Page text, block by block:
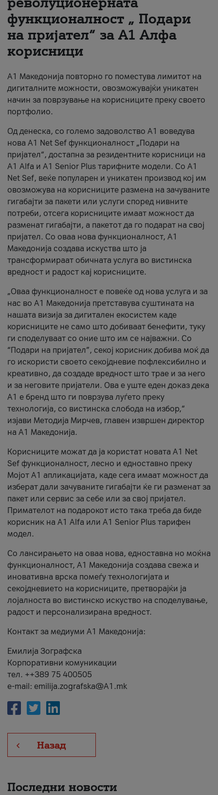
За нас
#ПодобарОнлајн
функционалност „ Подари
на пријател“ за А1 Алфа
корисници
А1 Македонија повторно го поместува лимитот на
дигиталните можности, овозможувајќи уникатен
начин за поврзување на корисниците преку своето
портфолио.
Од денеска, со големо задоволство А1 воведува
нова A1 Net Sef функционалност „Подари на
пријател“, достапна за резидентните корисници на
А1 Alfa и A1 Senior Plus тарифните модели. Со A1
Net Sef, веќе популарен и уникатен производ кој им
овозможува на корисниците размена на зачуваните
гигабајти за пакети или услуги според нивните
потреби, отсега корисниците имаат можност да
разменат гигабајти, а пакетот да го подарат на свој
пријател. Со оваа нова функционалност, А1
Македонија создава искуства што ја
трансформираат обичната услуга во вистинска
вредност и радост кај корисниците.
„Оваа функционалност е повеќе од нова услуга и за
нас во А1 Македонија претставува суштината на
нашата визија за дигитален екосистем каде
корисниците не само што добиваат бенефити, туку
ги споделуваат со оние што им се најважни. Со
“Подари на пријател”, секој корисник добива моќ да
го искористи своето секојдневие пофлексибилно и
креативно, да создаде вредност што трае и за него
и за неговите пријатели. Ова е уште еден доказ дека
А1 е бренд што ги поврзува луѓето преку
технологија, со вистинска слобода на избор,“
изјави Методија Мирчев, главен извршен директор
на А1 Македонија.
Корисниците можат да ја користат новата А1 Net
Sef функционалност, лесно и едноставно преку
Мојот А1 апликацијата, каде сега имаат можност да
изберат дали зачуваните гигабајти ќе ги разменат за
пакет или сервис за себе или за свој пријател.
Примателот на подарокот исто така треба да биде
корисник на А1 Alfa или A1 Senior Plus тарифен
модел.
Со лансирањето на оваа нова, едноставна но моќна
функционалност, А1 Македонија создава свежа и
иновативна врска помеѓу технологијата и
секојдневието на корисниците, претворајќи ја
лојалноста во вистинско искуство на споделување,
радост и персонализирана вредност.
Контакт за медиуми А1 Македонија:
Емилија Зографска
Корпоративни комуникации
тел. ++389 75 400505
e-mail: emilija.zografska@A1.mk
Назад
Последни новости